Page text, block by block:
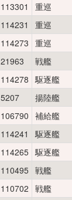
113301
重巡
114231
重巡
114273 重巡
21963
戦艦
114278 駆逐艦
5207
揚陸艦
106790 補給艦
114241
駆逐艦
114265 駆逐艦
110495 戦艦
110702 戦艦